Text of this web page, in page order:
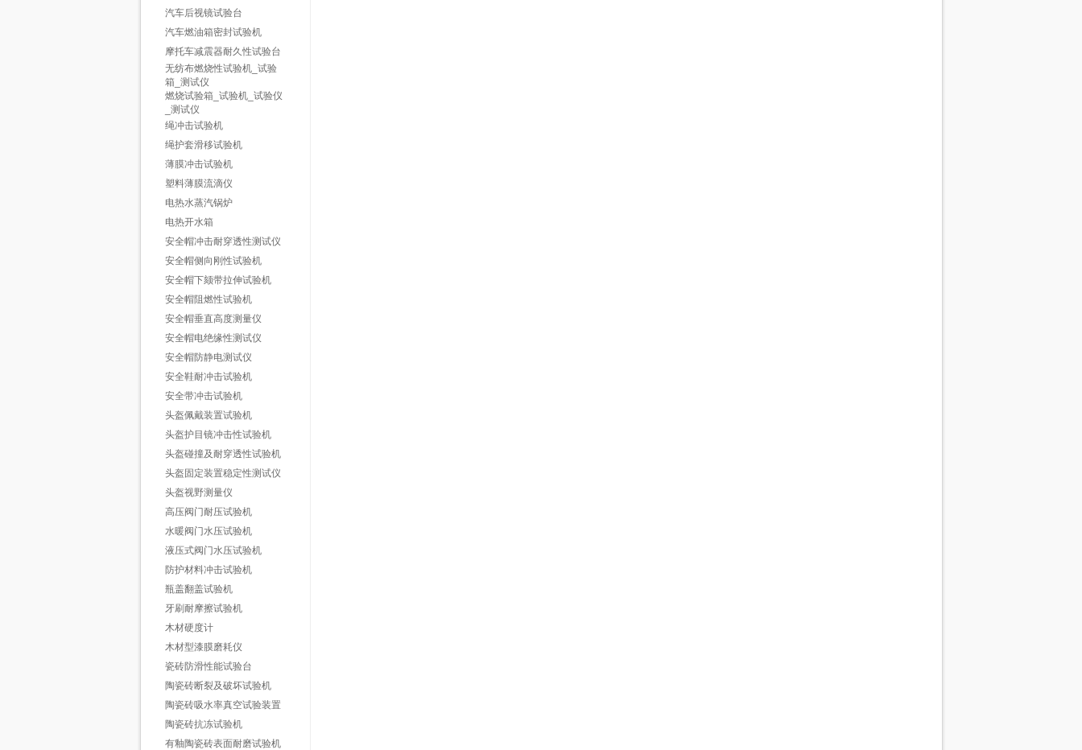
汽车后视镜试验台
汽车燃油箱密封试验机
摩托车减震器耐久性试验台
无纺布燃烧性试验机_试验
箱_测试仪
燃烧试验箱_试验机_试验仪
_测试仪
绳冲击试验机
绳护套滑移试验机
薄膜冲击试验机
塑料薄膜流滴仪
电热水蒸汽锅炉
电热开水箱
安全帽冲击耐穿透性测试仪
安全帽侧向刚性试验机
安全帽下颏带拉伸试验机
安全帽阻燃性试验机
安全帽垂直高度测量仪
安全帽电绝缘性测试仪
安全帽防静电测试仪
安全鞋耐冲击试验机
安全带冲击试验机
头盔佩戴装置试验机
头盔护目镜冲击性试验机
头盔碰撞及耐穿透性试验机
头盔固定装置稳定性测试仪
头盔视野测量仪
高压阀门耐压试验机
水暖阀门水压试验机
液压式阀门水压试验机
防护材料冲击试验机
瓶盖翻盖试验机
牙刷耐摩擦试验机
木材硬度计
木材型漆膜磨耗仪
瓷砖防滑性能试验台
陶瓷砖断裂及破坏试验机
陶瓷砖吸水率真空试验装置
陶瓷砖抗冻试验机
有釉陶瓷砖表面耐磨试验机